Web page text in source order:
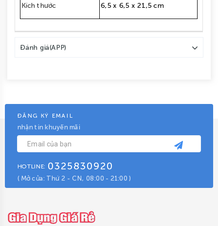
Kích thước 6,5 x 6,5 x 21,5 cm
Đánh giá(APP)
ĐĂNG KÝ EMAIL
nhận tin khuyến mãi
HOTLINE: 0325830920
( Mở cửa: Thứ 2 - CN, 08:00 - 21:00 )